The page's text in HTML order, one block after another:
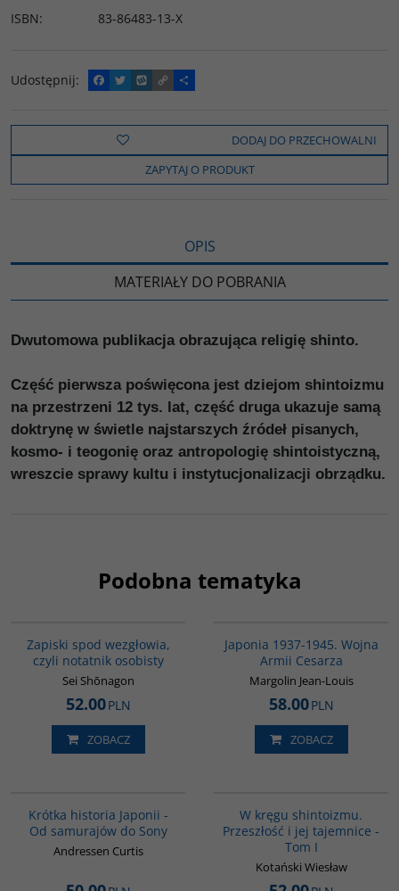
ISBN: 83-86483-13-X
Udostępnij:
F
a
e
o
k
T
w
t
t
e
W
y
o
C
o
y
i
n
k
P
o
z
e
l
s
DODAJ DO PRZECHOWALNI
ZAPYTAJ O PRODUKT
OPIS
MATERIAŁY DO POBRANIA
Dwutomowa publikacja obrazująca religię shinto.
Część pierwsza poświęcona jest dziejom shintoizmu
na przestrzeni 12 tys. lat, część druga ukazuje samą
doktrynę w świetle najstarszych źródeł pisanych,
kosmo- i teogonię oraz antropologię shintoistyczną,
wreszcie sprawy kultu i instytucjonalizacji obrządku.
Podobna tematyka
Zapiski spod wezgłowia,
czyli notatnik osobisty
Sei Shōnagon
52.00PLN
ZOBACZ
Japonia 1937-1945. Wojna
Armii Cesarza
Margolin Jean-Louis
58.00PLN
ZOBACZ
Krótka historia Japonii -
Od samurajów do Sony
Andressen Curtis
W kręgu shintoizmu.
Przeszłość i jej tajemnice -
Tom I
Kotański Wiesław